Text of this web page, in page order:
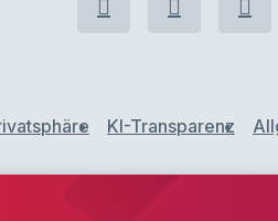
KI-Transparenz